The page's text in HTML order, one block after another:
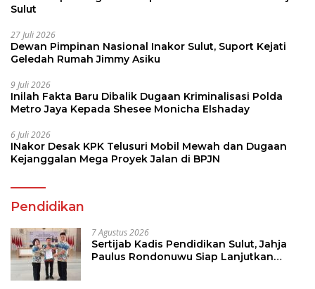
Sulut
27 Juli 2026
Dewan Pimpinan Nasional Inakor Sulut, Suport Kejati
Geledah Rumah Jimmy Asiku
9 Juli 2026
Inilah Fakta Baru Dibalik Dugaan Kriminalisasi Polda
Metro Jaya Kepada Shesee Monicha Elshaday
6 Juli 2026
INakor Desak KPK Telusuri Mobil Mewah dan Dugaan
Kejanggalan Mega Proyek Jalan di BPJN
Pendidikan
7 Agustus 2026
Sertijab Kadis Pendidikan Sulut, Jahja
Paulus Rondonuwu Siap Lanjutkan